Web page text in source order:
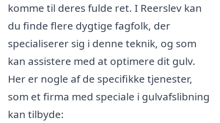
komme til deres fulde ret. I Reerslev kan
du finde flere dygtige fagfolk, der
specialiserer sig i denne teknik, og som
kan assistere med at optimere dit gulv.
Her er nogle af de specifikke tjenester,
som et firma med speciale i gulvafslibning
kan tilbyde: